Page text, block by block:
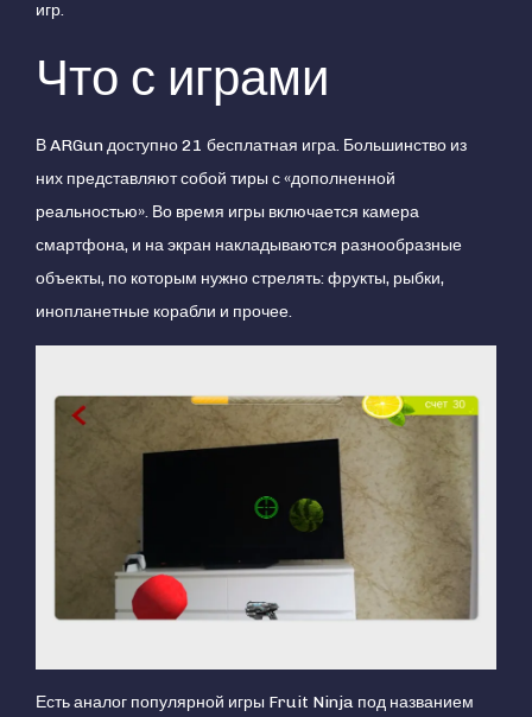
игр.
Что с играми
В ARGun доступно 21 бесплатная игра. Большинство из
них представляют собой тиры с «дополненной
реальностью». Во время игры включается камера
смартфона, и на экран накладываются разнообразные
объекты, по которым нужно стрелять: фрукты, рыбки,
инопланетные корабли и прочее.
Есть аналог популярной игры Fruit Ninja под названием